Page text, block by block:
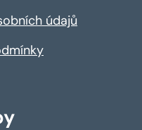
údajů